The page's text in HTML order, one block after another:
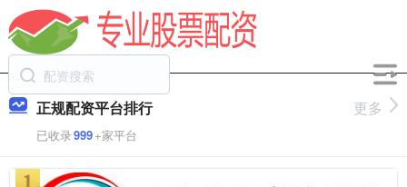
正规配资平台排行
已收录999+家平台
更多